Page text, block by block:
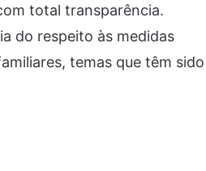
total transparência.
do respeito às medidas
temas que têm sido